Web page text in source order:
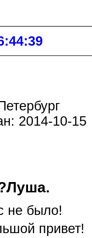
2014-10-15
не было!
привет!